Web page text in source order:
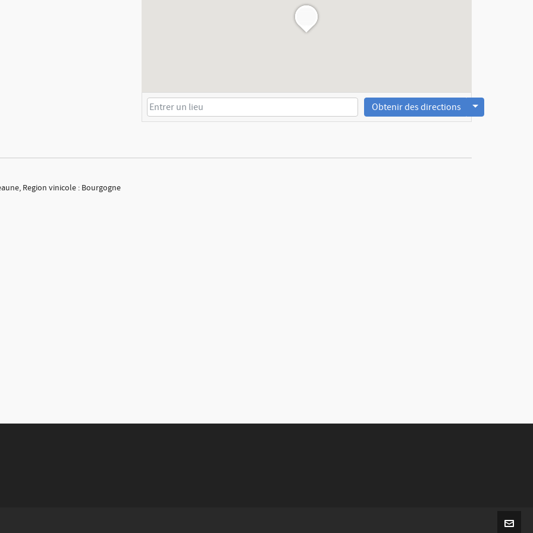
Obtenir des directions
Region vinicole : Bourgogne